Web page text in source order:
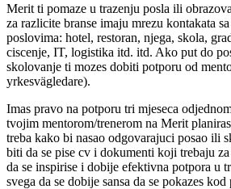
Merit ti pomaze u trazenju posla ili
za razlicite branse imaju mrezu kontakata
poslovima: hotel, restoran, njega, skola,
ciscenje, IT, logistika itd. itd. Ako put do
skolovanje ti mozes dobiti potporu od
yrkesvägledare).
Imas pravo na potporu tri mjeseca
tvojim mentorom/trenerom na Merit
treba kako bi nasao odgovarajuci posao ili
biti da se pise cv i dokumenti koji trebaju
da se inspirise i dobije efektivna potpora u
svega da se dobije sansa da se pokazes kod